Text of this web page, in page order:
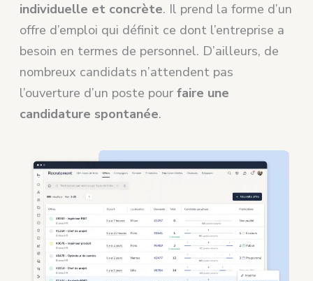
individuelle et concrète. Il prend la forme d’un
offre d’emploi qui définit ce dont l’entreprise a
besoin en termes de personnel. D’ailleurs, de
nombreux candidats n’attendent pas
l’ouverture d’un poste pourfaire une
candidature spontanée.